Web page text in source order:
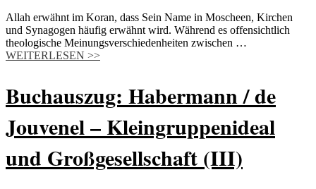
Allah erwähnt im Koran, dass Sein Name in Moscheen, Kirchen
und Synagogen häufig erwähnt wird. Während es offensichtlich
theologische Meinungsverschiedenheiten zwischen …
WEITERLESEN >>
Buchauszug: Habermann / de
Jouvenel – Kleingruppenideal
und Großgesellschaft (III)